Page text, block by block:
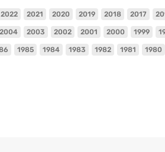
2022 2021 2020 2019 2018 2017
2004 2003 2002 2001 2000 1999
1985 1984 1983 1982 1981 1980